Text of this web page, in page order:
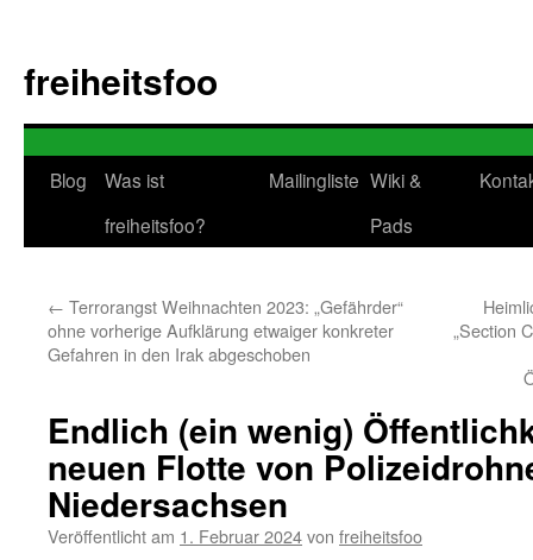
springen
freiheitsfoo
Blog
Was ist
freiheitsfoo?
Mailingliste Wiki &
Pads
← Terrorangst Weihnachten 2023: „Gefährder“
ohne vorherige Aufklärung etwaiger konkreter
Gefahren in den Irak abgeschoben
„Section
Endlich (ein wenig)
neuen Flotte von
Niedersachsen
Veröffentlicht am 1. Februar 2024von freiheitsfoo